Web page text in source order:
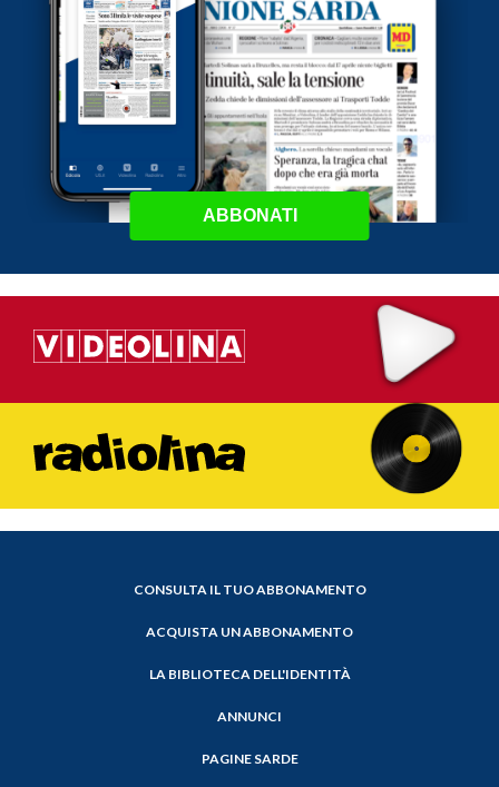
ABBONATI
CONSULTA IL TUO ABBONAMENTO
ACQUISTA UN ABBONAMENTO
LA BIBLIOTECA DELL'IDENTITÀ
ANNUNCI
PAGINE SARDE